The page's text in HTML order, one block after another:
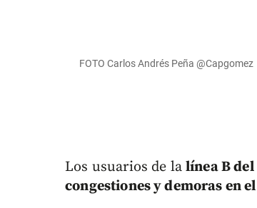
FOTO Carlos Andrés Peña ‏@Capgomez
Los usuarios de lalínea B
congestiones y demoras en